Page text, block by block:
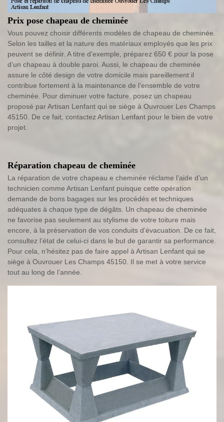
Prix pose chapeau de cheminée
Vous pouvez choisir différents modèles de chapeau de cheminée.
Selon les tailles et la nature des matériaux employés que les prix
peuvent se définir. A titre d’exemple, préparez 650 € pour la pose
d’un chapeau à double paroi. Aussi, le chapeau de cheminée
assure le côté design de votre domicile mais pareillement il
contribue fortement à la maintenance de l’ensemble de votre
cheminée. Pour diminuer votre facture, posez un chapeau
proposé par Artisan Lenfant qui se siège à Ouvrouer Les Champs
45150. De ce fait, contactez Artisan Lenfant pour le bien de votre
projet.
Réparation chapeau de cheminée
La réparation de votre chapeau e cheminée réclame l’aide d’un
technicien comme Artisan Lenfant puisque cette opération
demande de bons bagages sur les procédés et techniques
adéquates à chaque type de dégâts. Un chapeau de cheminée
ne favorise pas seulement au stylisme de votre toiture mais
encore, à la préservation de vos conduits d’évacuation. De ce fait,
consultez l’état de celui-ci dans le but de garantir sa performance.
Pour cela, n’hésitez pas de faire appel à Artisan Lenfant qui se
siège à Ouvrouer Les Champs 45150. Il se met à votre service
tout au long de l’année.